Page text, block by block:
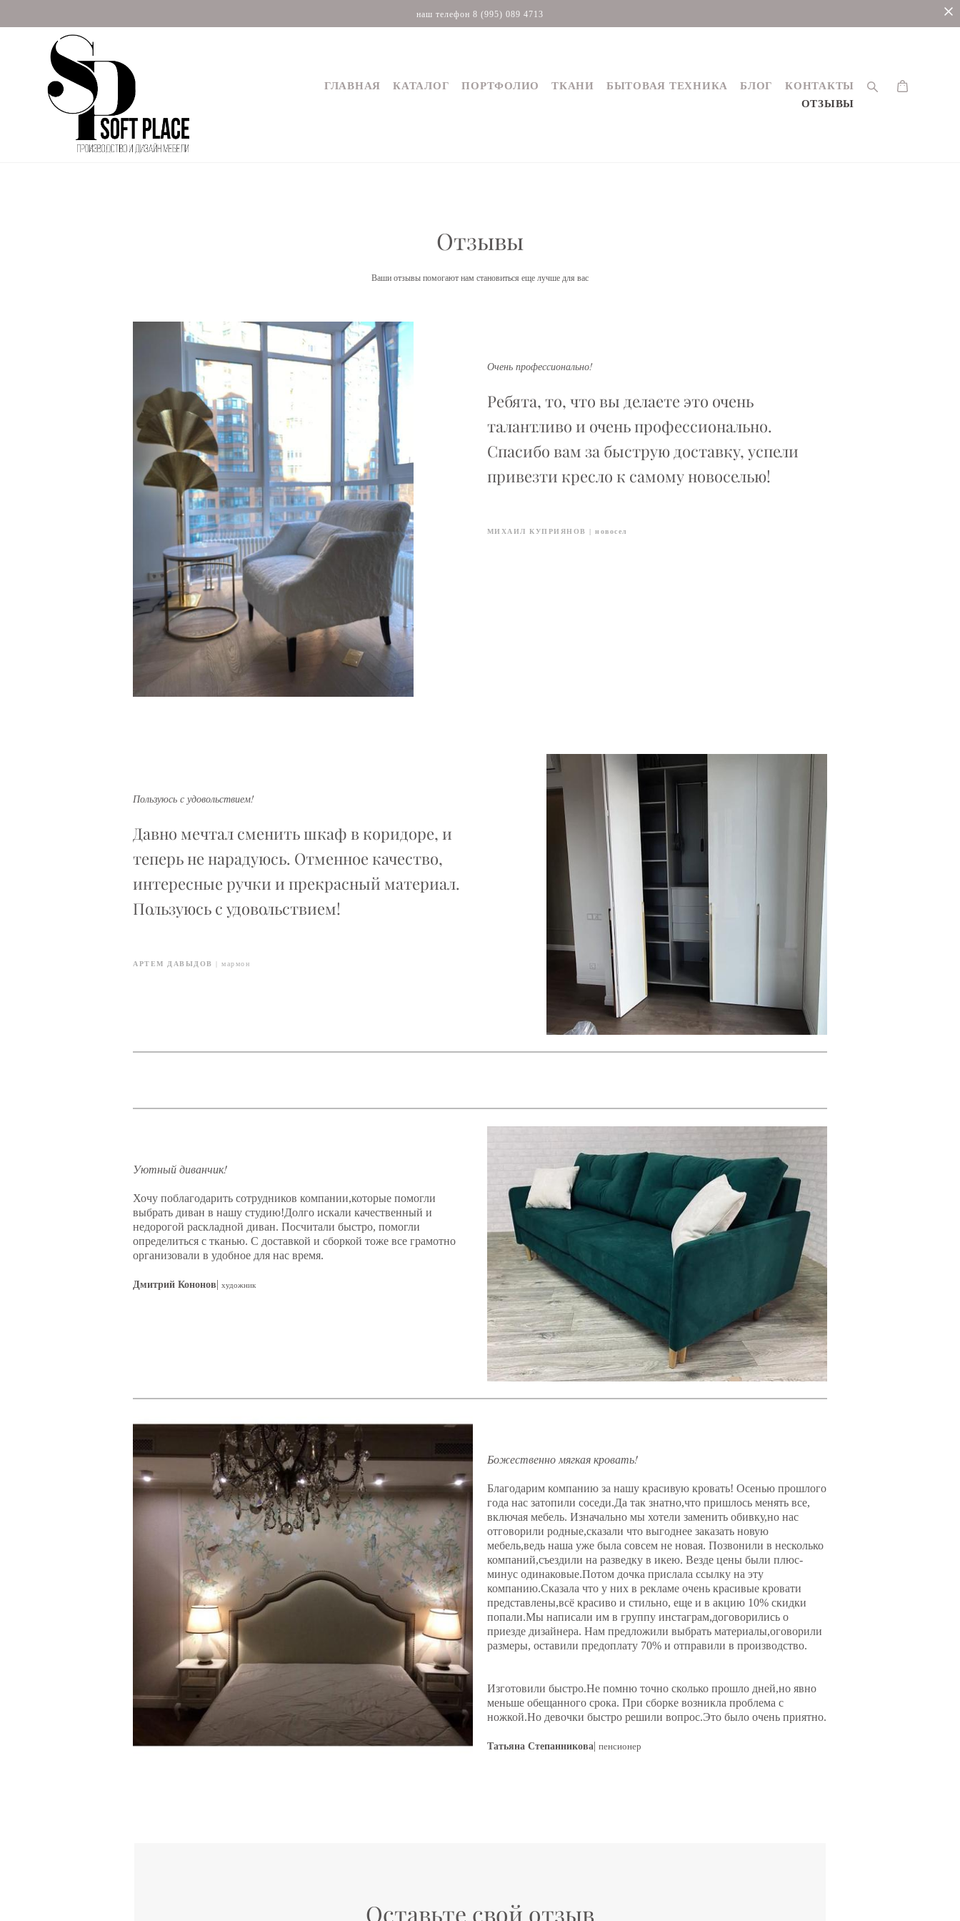
наш телефон 8 (995) 089 4713
ГЛАВНАЯ КАТАЛОГ ПОРТФОЛИО ТКАНИ БЫТОВАЯ ТЕХНИКА БЛОГ
КОНТАКТЫ
ОТЗЫВЫ
Отзывы
Ваши отзывы помогают нам становиться еще лучше для вас
Очень профессионально!
Ребята, то, что вы делаете это очень
талантливо и очень профессионально.
Спасибо вам за быструю доставку, успели
привезти кресло к самому новоселью!
МИХАИЛ КУПРИЯНОВ | новосел
Пользуюсь с удовольствием!
Давно мечтал сменить шкаф в коридоре, и
теперь не нарадуюсь. Отменное качество,
интересные ручки и прекрасный материал.
Пользуюсь с удовольствием!
АРТЕМ ДАВЫДОВ | мармон
Уютный диванчик!
Хочу поблагодарить сотрудников компании,которые помогли
выбрать диван в нашу студию!Долго искали качественный и
недорогой раскладной диван. Посчитали быстро, помогли
определиться с тканью. С доставкой и сборкой тоже все грамотно
организовали в удобное для нас время.
Дмитрий Кононов|художник
Божественно мягкая кровать!
Благодарим компанию за нашу красивую кровать! Осенью прошлого
года нас затопили соседи.Да так знатно,что пришлось менять все,
включая мебель. Изначально мы хотели заменить обивку,но нас
отговорили родные,сказали что выгоднее заказать новую
мебель,ведь наша уже была совсем не новая. Позвонили в несколько
компаний,съездили на разведку в икею. Везде цены были плюс-
минус одинаковые.Потом дочка прислала ссылку на эту
компанию.Сказала что у них в рекламе очень красивые кровати
представлены,всё красиво и стильно, еще и в акцию 10% скидки
попали.Мы написали им в группу инстаграм,договорились о
приезде дизайнера. Нам предложили выбрать материалы,оговорили
размеры, оставили предоплату 70% и отправили в производство.
Изготовили быстро.Не помню точно сколько прошло дней,но явно
меньше обещанного срока. При сборке возникла проблема с
ножкой.Но девочки быстро решили вопрос.Это было очень приятно.
Татьяна Степанникова| пенсионер
Оставьте свой отзыв